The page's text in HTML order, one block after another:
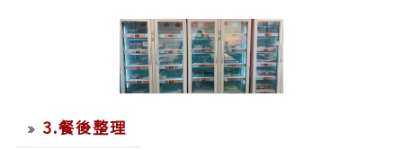
3.餐後整理